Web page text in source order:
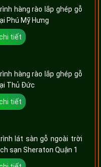
hàng rào lắp ghép gỗ
Phú Mỹ Hưng
tiết
hàng rào lắp ghép gỗ
Thủ Đức
tiết
lát sàn gỗ ngoài trời
sạn Sheraton Quận 1